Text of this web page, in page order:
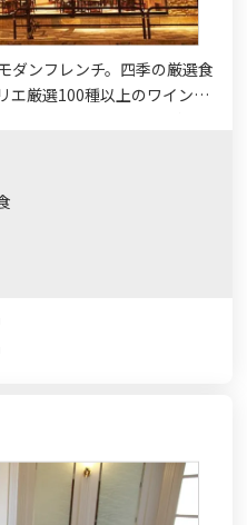
ダンフレンチ。四季の厳選食
エ厳選100種以上のワインで
請求書払い対応。経験豊富
ティーを全面サポート。